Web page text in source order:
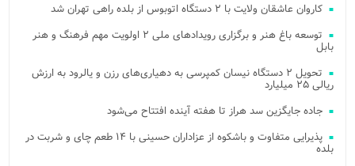
کاروان عاشقان ولایت با ۲ دستگاه اتوبوس از بلده راهی تهران شد
توسعه باغ هنر و برگزاری رویدادهای ملی ۲ اولویت مهم فرهنگ و هنر
بابل
تحویل ۲ دستگاه نیسان کمپرسی به دهیاری‌های رزن و یالرود به ارزش
ریالی ۲۵ میلیارد
جاده جایگزین سد هراز تا هفته آینده افتتاح می‌شود
پذیرایی متفاوت و باشکوه از عزاداران حسینی با ۱۴ طعم چای و شربت در
بلده